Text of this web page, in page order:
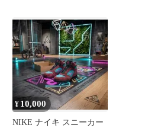
¥ 10,000
NIKE ナイキ スニーカー